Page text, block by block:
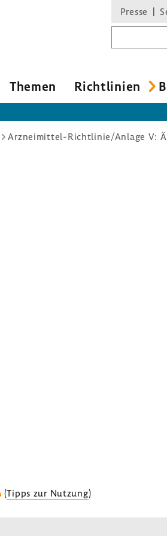
Presse
Themen Richt­li­nien
Arzneimittel-Richtlinie/Anlage V:
(Tipps zur Nutzung)